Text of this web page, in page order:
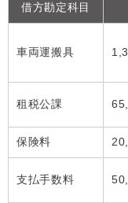
借方勘定科目
車両運搬具
租税公課
保険料
支払手数料